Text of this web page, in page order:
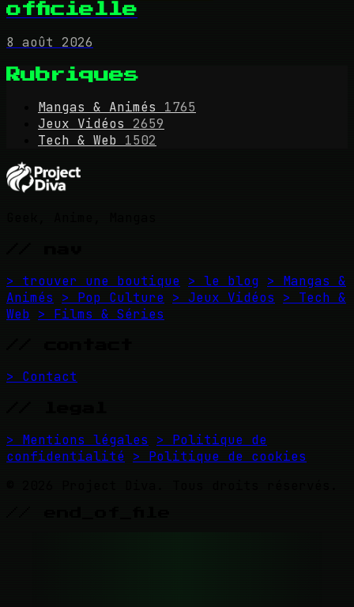
officielle
8 août 2026
Rubriques
Mangas & Animés
1765
Jeux Vidéos
2659
Tech & Web 1502
> trouver une boutique > le blog > Mangas &
Animés
> Pop Culture > Jeux Vidéos
> Tech &
Web > Films & Séries
> Contact
> Mentions légales
> Politique de
confidentialité > Politique de cookies